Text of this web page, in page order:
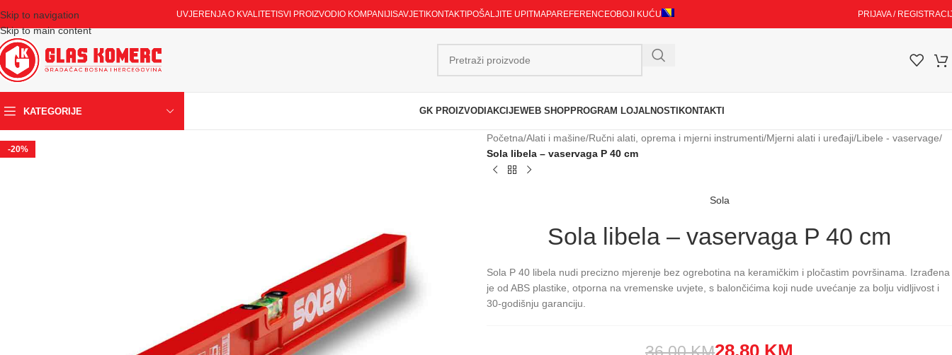
Skip to navigation
Skip to main content
UVJERENJA O KVALITETI SVI PROIZVODI O KOMPANIJI SAVJETI KONTAKTI POŠALJITE UPITMAPAREFERENCEOBOJI KUĆU PRIJAVA /
KATEGORIJE GK PROIZVODI AKCIJEWEB SHOPPROGRAM LOJALNOSTI KONTAKTI
-20%
Početna/Alati i mašine/Ručni alati, oprema i mjerni instrumenti/Mjerni alati i uređaji/Libele - vaservage/
Sola libela – vaservaga P 40 cm
Sola
Sola libela – vaservaga P 40 cm
Sola P 40 libela nudi precizno mjerenje bez ogrebotina na keramičkim i pločastim površinama. Izrađena
je od ABS plastike, otporna na vremenske uvjete, s balončićima koji nude uvećanje za bolju vidljivost i
30-godišnju garanciju.
36,00KM28,80 KM